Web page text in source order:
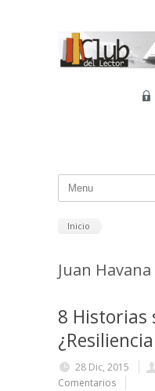
Inicio
Juan Havana
8 Historias
28 Dic, 2015
Comentarios